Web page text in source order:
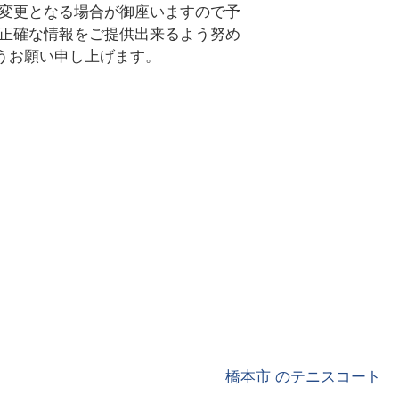
更となる場合が御座いますので予
確な情報をご提供出来るよう努め
願い申し上げます。
橋本市 のテニスコート